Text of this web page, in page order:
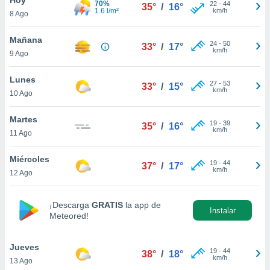
en
más
nuestra
de
aceptar
de
8 Ago
70%
1.6 l/m²
35° / 16° 22- 44
km/h
Mañana
9 Ago
33° / 17° 24- 50
km/h
Lunes
10 Ago
33° / 15° 27- 53
km/h
Martes
11 Ago
35° / 16° 19- 39
km/h
Miércoles
12 Ago
37° / 17° 19- 44
km/h
¡Descarga GRATIS la app de
Meteored!
Instalar
Jueves
13 Ago
38° / 18° 19- 44
km/h